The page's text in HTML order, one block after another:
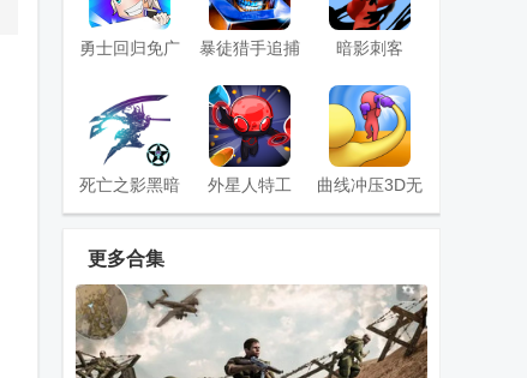
勇士回归免广
暴徒猎手追捕
内置菜单版
暗影刺客
3d(Super
Cloner 3D)
死亡之影黑暗
骑士火柴人战
斗内购版
外星人特工
曲线冲压3D无
限金币
暴揍小精灵免
费版
龙兽争霸2合
体战争
水果部落无限
体力
更多合集